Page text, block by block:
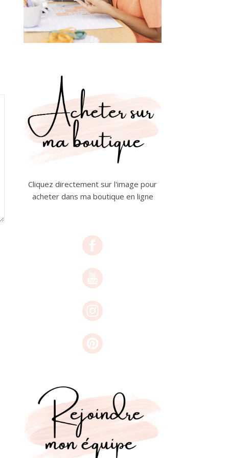
Cliquez directement sur l'image pour
acheter dans ma boutique en ligne